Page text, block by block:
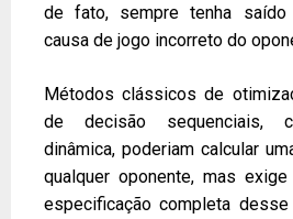
de fato, sempre tenha
causa de jogo incorreto do
Métodos clássicos de
de decisão sequenciais,
dinâmica, poderiam calcular
qualquer oponente, mas
especificação completa desse